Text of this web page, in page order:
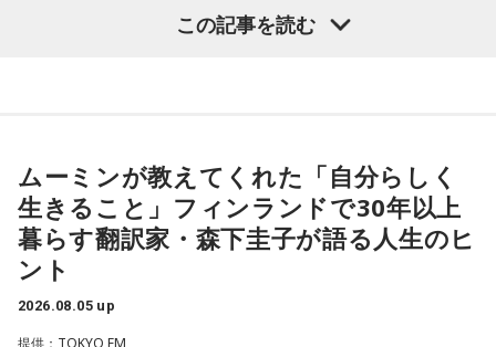
ようになりました。1992年には、地元のロータリークラブの
人の方のお名前が分かり、石碑にもお名前が刻まれました。
ご遺族の方も80年の時を経て、「ようやくホッとした」とお
っしゃったといいます。「調査は諦めてはいけない」と話す
齊藤さんですが、まだまだご苦労もあります。
「当時は自分の持ち物に名前を書いていましたので、遺品に
お名前はあるんですが、ご家族からの借物を持っていたりし
※放送エリア外の方は、プレミアム会員の登録でご利用いた
パーソナリティ：アンジー校長（アンジェリーナ1/3・
Gacharic Spin）、たんぼ教頭（溝上たんぼ）
放送日時：月曜～木曜 22:00～23:55／金曜 22:00～22:55
番組Webサイト：https://www.tfm.co.jp/lock/
番組公式X：
8月2日（日）放送のゲストは、「ハグレモノをツワモノに」
を企業理念に掲げる株式会社yutori 代表取締役社長の片石貴
（左から）パーソナリティのきゃりーぱみゅぱみゅ、株式会
社yutori代表取締役社長 片石貴展さん（ゆとりくん）
ゆとりくんは、Z世代向けアパレルブランドを数多く手がけ、
2023年にはアパレル業界史上最年少で上場を果たしたことで
この記事を読む
ムーミンが教えてくれた「自分らしく
生きること」フィンランドで30年以上
暮らす翻訳家・森下圭子が語る人生のヒ
ント
2026.08.05 up